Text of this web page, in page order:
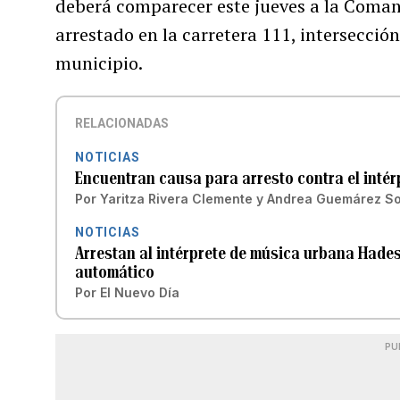
deberá comparecer este jueves a la
arrestado en la carretera 111,
municipio.
RELACIONADAS
NOTICIAS
Encuentran causa para arresto contra el
Por Yaritza Rivera Clemente yAndrea Guemárez
NOTICIAS
Arrestan al intérprete de música urbana
automático
Por El Nuevo Día